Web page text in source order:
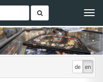
de en